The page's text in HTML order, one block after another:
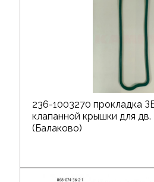
236-1003270 прокладка
клапанной крышки для
(Балаково)